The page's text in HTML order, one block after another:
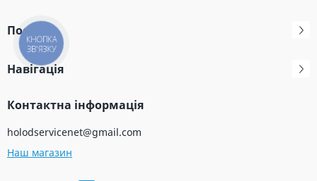
Послуги
Навігація
Контактна інформація
holodservicenet@gmail.com
Наш магазин
КНОПКА
ЗВ'ЯЗКУ